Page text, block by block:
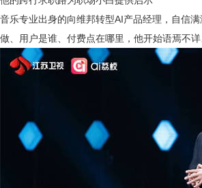
音乐专业出身的向维邦转型AI产品经理，自信
做、用户是谁、付费点在哪里，他开始语焉不详